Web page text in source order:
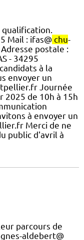
Mail : ifas@ chu-
postale :
- 34295
à la
envoyer un
Journée
2025 de 10h à 15h
à envoyer un
Merci de ne
public d'avril à
parcours de
aldebert@